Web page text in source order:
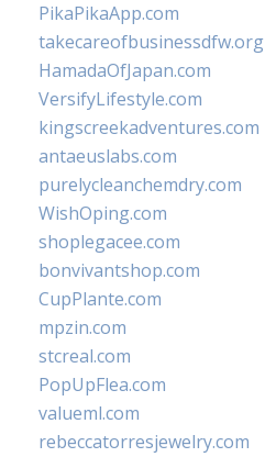
PikaPikaApp.com
takecareofbusinessdfw.org
HamadaOfJapan.com
VersifyLifestyle.com
kingscreekadventures.com
antaeuslabs.com
purelycleanchemdry.com
WishOping.com
shoplegacee.com
bonvivantshop.com
CupPlante.com
mpzin.com
stcreal.com
PopUpFlea.com
valueml.com
rebeccatorresjewelry.com